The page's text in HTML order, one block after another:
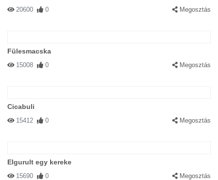
20600 0 Megosztás
Fülesmacska
15008 0 Megosztás
Cicabuli
15412 0 Megosztás
Elgurult egy kereke
15690 0 Megosztás